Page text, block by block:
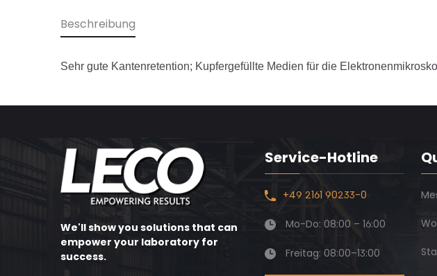
Beschreibung
Sehr gute Kantenretention; Kupfergefüllte Medien für die
We'll show you solutions that can
empower your laboratory for
success.
Service-Hotline
+49 2161 90233-0
Mo-Do: 08:00 – 16:00
Freitag: 08:00–13:00